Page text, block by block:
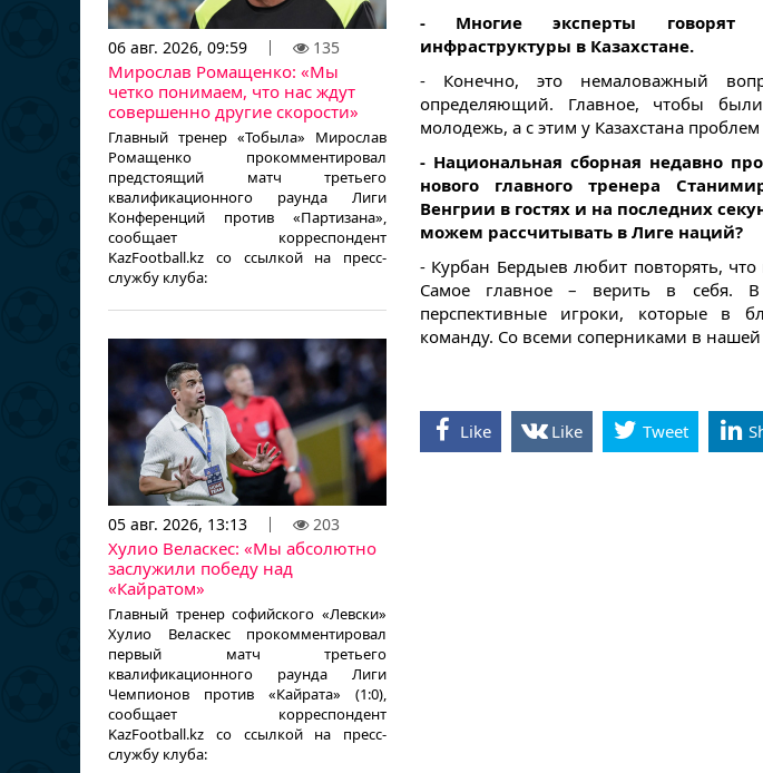
06 авг. 2026, 09:59 135
Мирослав Ромащенко: «Мы
четко понимаем, что нас ждут
совершенно другие скорости»
Главный тренер «Тобыла» Мирослав
Ромащенко прокомментировал
предстоящий матч третьего
квалификационного раунда Лиги
Конференций против «Партизана»,
сообщает корреспондент
KazFootball.kz со ссылкой на пресс-
службу клуба:
05 авг. 2026, 13:13 203
Хулио Веласкес: «Мы абсолютно
заслужили победу над
«Кайратом»
Главный тренер софийского «Левски»
Хулио Веласкес прокомментировал
первый матч третьего
квалификационного раунда Лиги
Чемпионов против «Кайрата» (1:0),
сообщает корреспондент
KazFootball.kz со ссылкой на пресс-
службу клуба:
- Многие эксперты говорят
инфраструктуры в Казахстане.
- Конечно, это немаловажный
определяющий. Главное, чтобы
молодежь, а с этим у Казахстана проблем
- Национальная сборная недавно
нового главного тренера
Венгрии в гостях и на последних
можем рассчитывать в Лиге наций?
- Курбан Бердыев любит повторять,
Самое главное – верить в себя. В
перспективные игроки, которые в
команду. Со всеми соперниками в
Like Like Tweet